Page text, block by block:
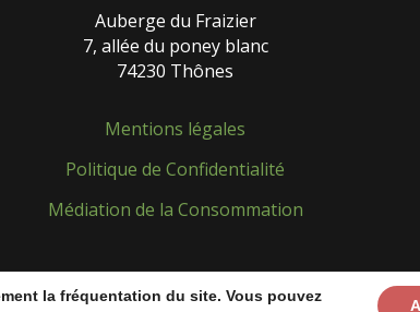
Auberge du Fraizier
7, allée du poney blanc
74230 Thônes
Mentions légales
Politique de Confidentialité
Médiation de la Consommation
la fréquentation du site. Vous pouvez